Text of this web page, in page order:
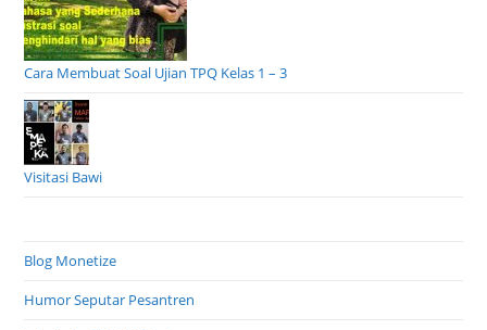
Cara Membuat Soal Ujian TPQ Kelas 1 – 3
Visitasi Bawi
Blog Monetize
Humor Seputar Pesantren